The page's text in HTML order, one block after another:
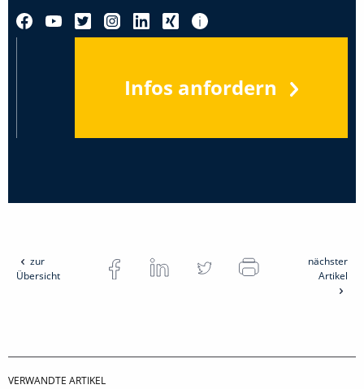
Infos anfordern
zur
Übersicht
nächster
Artikel
VERWANDTE ARTIKEL